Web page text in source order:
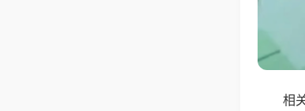
相